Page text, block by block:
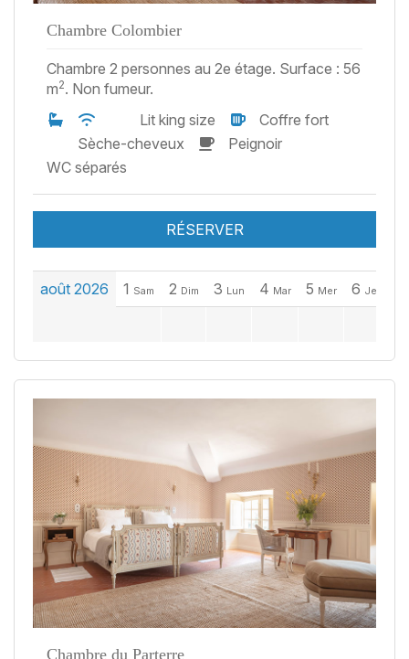
Chambre Colombier
Chambre 2 personnes au 2e étage. Surface : 56
m2. Non fumeur.
Lit king size
Coffre fort
Sèche-cheveux
Peignoir
WC séparés
RÉSERVER
août 2026 1 Sam 2 Dim 3 Lun 4 Mar 5 Mer 6 Jeu
Chambre du Parterre